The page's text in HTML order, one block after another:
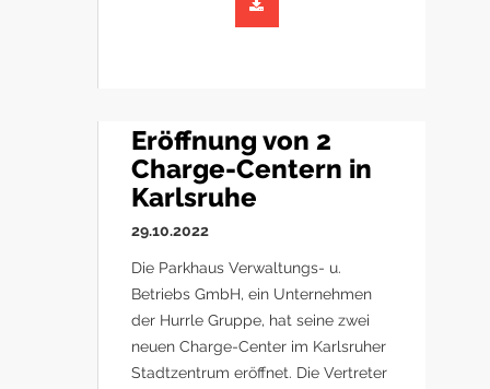
Eröffnung von 2
Charge-Centern in
Karlsruhe
29.10.2022
Die Parkhaus Verwaltungs- u.
Betriebs GmbH, ein Unternehmen
der Hurrle Gruppe, hat seine zwei
neuen Charge-Center im Karlsruher
Stadtzentrum eröffnet. Die Vertreter